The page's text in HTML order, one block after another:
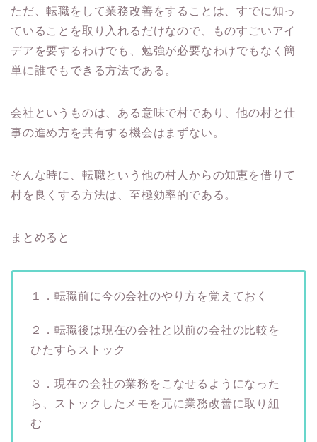
ただ、転職をして業務改善をすることは、すでに知っ
ていることを取り入れるだけなので、ものすごいアイ
デアを要するわけでも、勉強が必要なわけでもなく簡
単に誰でもできる方法である。
会社というものは、ある意味で村であり、他の村と仕
事の進め方を共有する機会はまずない。
そんな時に、転職という他の村人からの知恵を借りて
村を良くする方法は、至極効率的である。
まとめると
１．転職前に今の会社のやり方を覚えておく
２．転職後は現在の会社と以前の会社の比較を
ひたすらストック
３．現在の会社の業務をこなせるようになった
ら、ストックしたメモを元に業務改善に取り組
む